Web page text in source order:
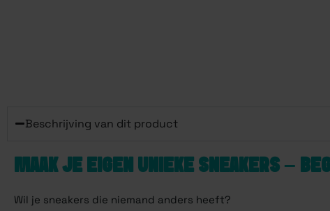
Beschrijving van dit product
MAAK JE EIGEN UNIEKE SNEAKERS –
Wil je sneakers die niemand anders heeft?